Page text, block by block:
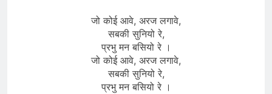
जो कोई आवे, अरज लगावे,
सबकी सुनियो रे,
प्रभु मन बसियो रे ।
जो कोई आवे, अरज लगावे,
सबकी सुनियो रे,
प्रभु मन बसियो रे ।